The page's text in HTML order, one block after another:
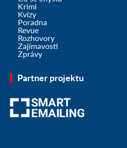
Krimi
Kvízy
Poradna
Revue
Rozhovory
Zajímavosti
Zprávy
Partner projektu